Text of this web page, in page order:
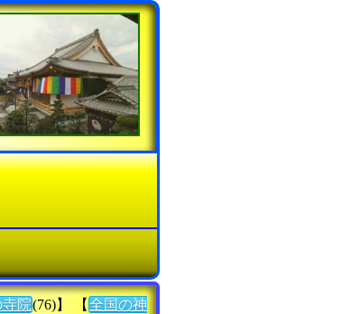
院(76)】 【 全国の神